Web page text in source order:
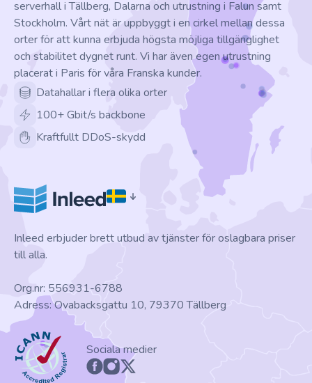
serverhall i Tällberg, Dalarna och utrustning i Falun samt
Stockholm. Vårt nät är uppbyggt i en cirkel mellan dessa
orter för att kunna erbjuda högsta möjliga tillgänglighet
och stabilitet dygnet runt. Vi har även egen utrustning
placerat i Paris för våra Franska kunder.
Datahallar i flera olika orter
100+ Gbit/s backbone
Kraftfullt DDoS-skydd
Inleed erbjuder brett utbud av tjänster för oslagbara priser
till alla.
Org.nr: 556931-6788
Adress: Ovabacksgattu 10, 79370 Tällberg
ICANN
Sociala medier